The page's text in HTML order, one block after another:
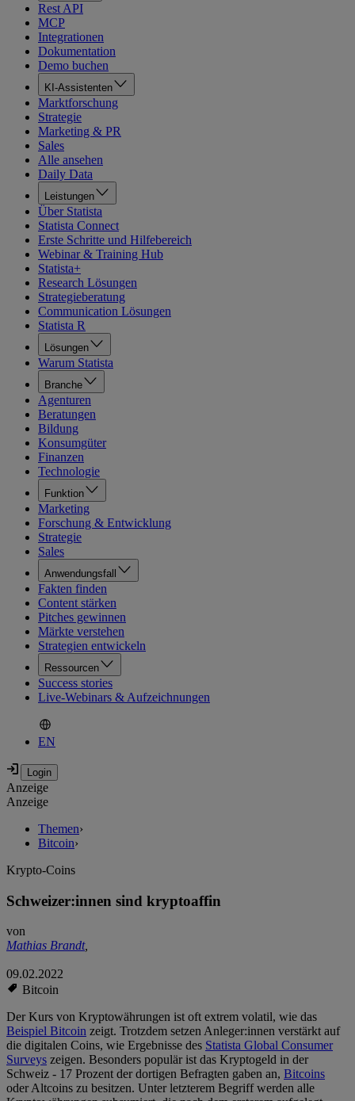
Rest API
MCP
Integrationen
Dokumentation
Demo buchen
KI-Assistenten
Marktforschung
Strategie
Marketing & PR
Sales
Alle ansehen
Daily Data
Leistungen
Über Statista
Statista Connect
Erste Schritte und Hilfebereich
Webinar & Training Hub
Statista+
Research Lösungen
Strategieberatung
Communication Lösungen
Statista R
Lösungen
Warum Statista
Branche
Agenturen
Beratungen
Bildung
Konsumgüter
Finanzen
Technologie
Funktion
Marketing
Forschung & Entwicklung
Strategie
Sales
Anwendungsfall
Fakten finden
Content stärken
Pitches gewinnen
Märkte verstehen
Strategien entwickeln
Ressourcen
Success stories
Live-Webinars & Aufzeichnungen
EN
Anzeige
Anzeige
Themen›
Bitcoin›
Krypto-Coins
Schweizer:innen sind kryptoaffin
von
Mathias Brandt,
09.02.2022
Bitcoin
Der Kurs von Kryptowährungen ist oft extrem volatil, wie das
Beispiel Bitcoin zeigt. Trotzdem setzen Anleger:innen verstärkt auf
die digitalen Coins, wie Ergebnisse des Statista Global Consumer
Surveys zeigen. Besonders populär ist das Kryptogeld in der
Schweiz - 17 Prozent der dortigen Befragten gaben an, Bitcoins
oder Altcoins zu besitzen. Unter letzterem Begriff werden alle